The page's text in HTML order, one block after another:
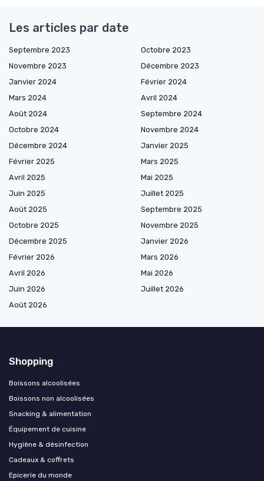
Les articles par date
Septembre 2023
Octobre 2023
Novembre 2023
Décembre 2023
Janvier 2024
Février 2024
Mars 2024
Avril 2024
Août 2024
Septembre 2024
Octobre 2024
Novembre 2024
Décembre 2024
Janvier 2025
Février 2025
Mars 2025
Avril 2025
Mai 2025
Juin 2025
Juillet 2025
Août 2025
Septembre 2025
Octobre 2025
Novembre 2025
Décembre 2025
Janvier 2026
Février 2026
Mars 2026
Avril 2026
Mai 2026
Juin 2026
Juillet 2026
Août 2026
Shopping
Boissons alcoolisées
Boissons non alcoolisées
Snacking & alimentation
Équipement de cuisine
Hygiène & désinfection
Cadeaux & coffrets
Epicerie du monde